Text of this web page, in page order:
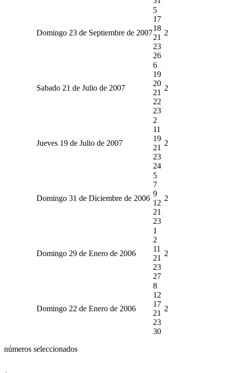
Domingo 23 de Septiembre de 2007
5
17
18
21
23
26
2
Sabado 21 de Julio de 2007
6
19
20
21
22
23
2
Jueves 19 de Julio de 2007
2
11
19
21
23
24
2
Domingo 31 de Diciembre de 2006
5
7
9
12
21
23
2
Domingo 29 de Enero de 2006
1
2
11
21
23
27
2
Domingo 22 de Enero de 2006
8
12
17
21
23
30
2
números seleccionados